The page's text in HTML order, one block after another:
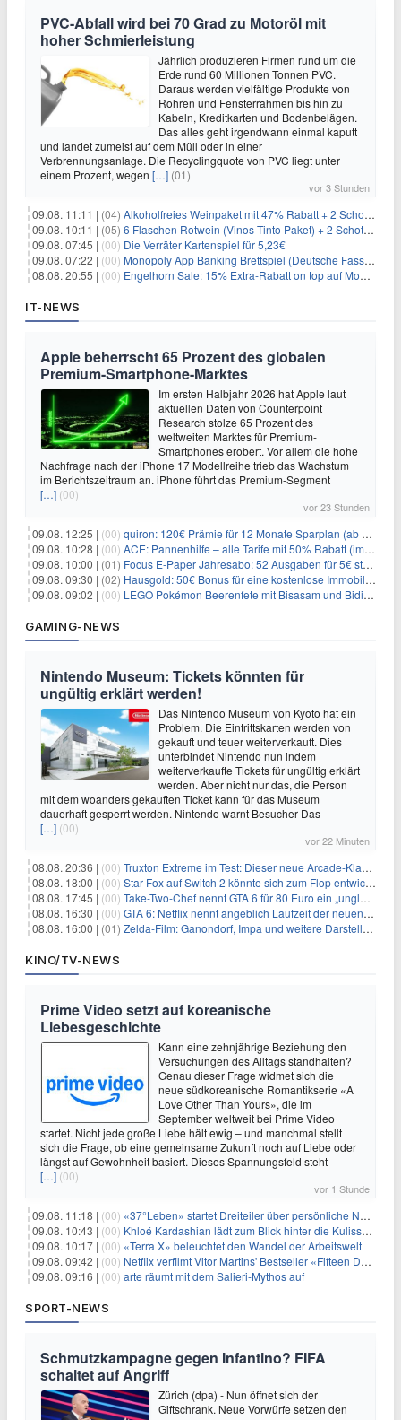
PVC-Abfall wird bei 70 Grad zu Motoröl mit
hoher Schmierleistung
Jährlich produzieren Firmen rund um die
Erde rund 60 Millionen Tonnen PVC.
Daraus werden vielfältige Produkte von
Rohren und Fensterrahmen bis hin zu
Kabeln, Kreditkarten und Bodenbelägen.
Das alles geht irgendwann einmal kaputt
und landet zumeist auf dem Müll oder in einer
Verbrennungsanlage. Die Recyclingquote von PVC liegt unter
einem Prozent, wegen […] (01)
vor 3 Stunden
09.08. 11:11 | (04) Alkoholfreies Weinpaket mit 47% Rabatt + 2 Schott Zwiesel Gläser GRATIS für 29,99€
09.08. 10:11 | (05) 6 Flaschen Rotwein (Vinos Tinto Paket) + 2 Schott Zwiesel Gläser für 25,99€ inkl. Versand
09.08. 07:45 | (00) Die Verräter Kartenspiel für 5,23€
09.08. 07:22 | (00) Monopoly App Banking Brettspiel (Deutsche Fassung) für 9,84€
08.08. 20:55 | (00) Engelhorn Sale: 15% Extra-Rabatt on top auf Mode- und Sport-Artikel
IT-NEWS
Apple beherrscht 65 Prozent des globalen
Premium-Smartphone-Marktes
Im ersten Halbjahr 2026 hat Apple laut
aktuellen Daten von Counterpoint
Research stolze 65 Prozent des
weltweiten Marktes für Premium-
Smartphones erobert. Vor allem die hohe
Nachfrage nach der iPhone 17 Modellreihe trieb das Wachstum
im Berichtszeitraum an. iPhone führt das Premium-Segment
[…] (00)
vor 23 Stunden
09.08. 12:25 | (00) quiron: 120€ Prämie für 12 Monate Sparplan (ab 100€/Monat)
09.08. 10:28 | (00) ACE: Pannenhilfe – alle Tarife mit 50% Rabatt (im ersten Jahr)
09.08. 10:00 | (01) Focus E-Paper Jahresabo: 52 Ausgaben für 5€ statt 207,48€ – per Formular kündbar!
09.08. 09:30 | (02) Hausgold: 50€ Bonus für eine kostenlose Immobilienbewertung
09.08. 09:02 | (00) LEGO Pokémon Beerenfete mit Bisasam und Bidiza für 14,99€
GAMING-NEWS
Nintendo Museum: Tickets könnten für
ungültig erklärt werden!
Das Nintendo Museum von Kyoto hat ein
Problem. Die Eintrittskarten werden von
gekauft und teuer weiterverkauft. Dies
unterbindet Nintendo nun indem
weiterverkaufte Tickets für ungültig erklärt
werden. Aber nicht nur das, die Person
mit dem woanders gekauften Ticket kann für das Museum
dauerhaft gesperrt werden. Nintendo warnt Besucher Das
[…] (00)
vor 22 Minuten
08.08. 20:36 | (00) Truxton Extreme im Test: Dieser neue Arcade-Klassiker verzeiht dir gar nichts
08.08. 18:00 | (00) Star Fox auf Switch 2 könnte sich zum Flop entwickeln
08.08. 17:45 | (00) Take-Two-Chef nennt GTA 6 für 80 Euro ein „unglaubliches Schnäppchen“
08.08. 16:30 | (00) GTA 6: Netflix nennt angeblich Laufzeit der neuen Gameplay-Präsentation
08.08. 16:00 | (01) Zelda-Film: Ganondorf, Impa und weitere Darsteller sollen feststehen
KINO/TV-NEWS
Prime Video setzt auf koreanische
Liebesgeschichte
Kann eine zehnjährige Beziehung den
Versuchungen des Alltags standhalten?
Genau dieser Frage widmet sich die
neue südkoreanische Romantikserie «A
Love Other Than Yours», die im
September weltweit bei Prime Video
startet. Nicht jede große Liebe hält ewig – und manchmal stellt
sich die Frage, ob eine gemeinsame Zukunft noch auf Liebe oder
längst auf Gewohnheit basiert. Dieses Spannungsfeld steht
[…] (00)
vor 1 Stunde
09.08. 11:18 | (00) «37°Leben» startet Dreiteiler über persönliche Neuanfänge
09.08. 10:43 | (00) Khloé Kardashian lädt zum Blick hinter die Kulissen ihres Freundeskreises
09.08. 10:17 | (00) «Terra X» beleuchtet den Wandel der Arbeitswelt
09.08. 09:42 | (00) Netflix verfilmt Vitor Martins' Bestseller «Fifteen Days»
09.08. 09:16 | (00) arte räumt mit dem Salieri-Mythos auf
SPORT-NEWS
Schmutzkampagne gegen Infantino? FIFA
schaltet auf Angriff
Zürich (dpa) - Nun öffnet sich der
Giftschrank. Neue Vorwürfe setzen den